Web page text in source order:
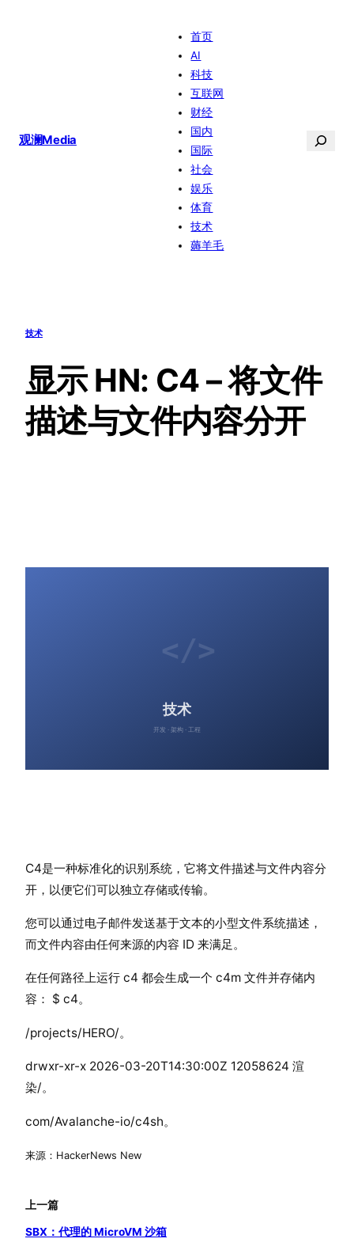
观澜Media
首页
AI
科技
互联网
财经
国内
国际
社会
娱乐
体育
技术
薅羊毛
搜
技术
显示 HN: C4 – 将文件
描述与文件内容分开
C4是一种标准化的识别系统，它将文件描述与文件内容分
开，以便它们可以独立存储或传输。
您可以通过电子邮件发送基于文本的小型文件系统描述，
而文件内容由任何来源的内容 ID 来满足。
在任何路径上运行 c4 都会生成一个 c4m 文件并存储内
容： $ c4。
/projects/HERO/。
drwxr-xr-x 2026-03-20T14:30:00Z 12058624 渲
染/。
com/Avalanche-io/c4sh。
来源：HackerNews New
上一篇
SBX：代理的 MicroVM 沙箱